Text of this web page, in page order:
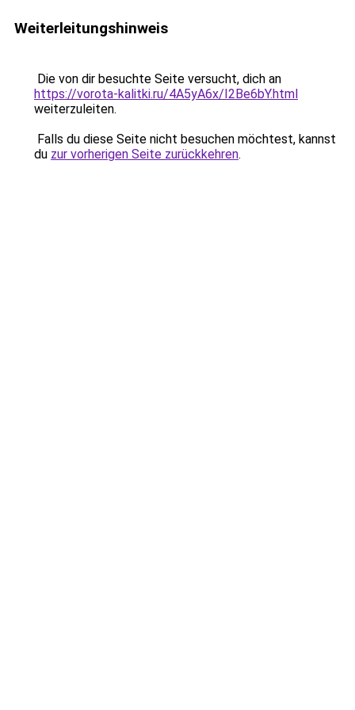
Weiterleitungshinweis
Die von dir besuchte Seite versucht, dich an
https://vorota-kalitki.ru/4A5yA6x/I2Be6bY.html
weiterzuleiten.
Falls du diese Seite nicht besuchen möchtest, kannst
du zur vorherigen Seite zurückkehren.